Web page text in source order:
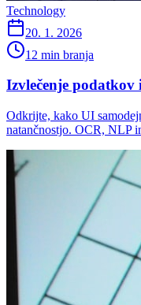
Technology
20. 1. 2026
12 min branja
Izvlečenje
Odkrijte, kako UI
natančnostjo. OCR, NLP